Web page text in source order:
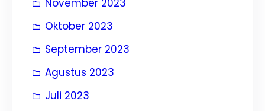
November 2023
Oktober 2023
September 2023
Agustus 2023
Juli 2023